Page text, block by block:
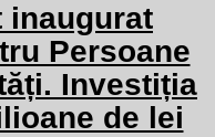
inaugurat
Persoane
Investiția
de lei